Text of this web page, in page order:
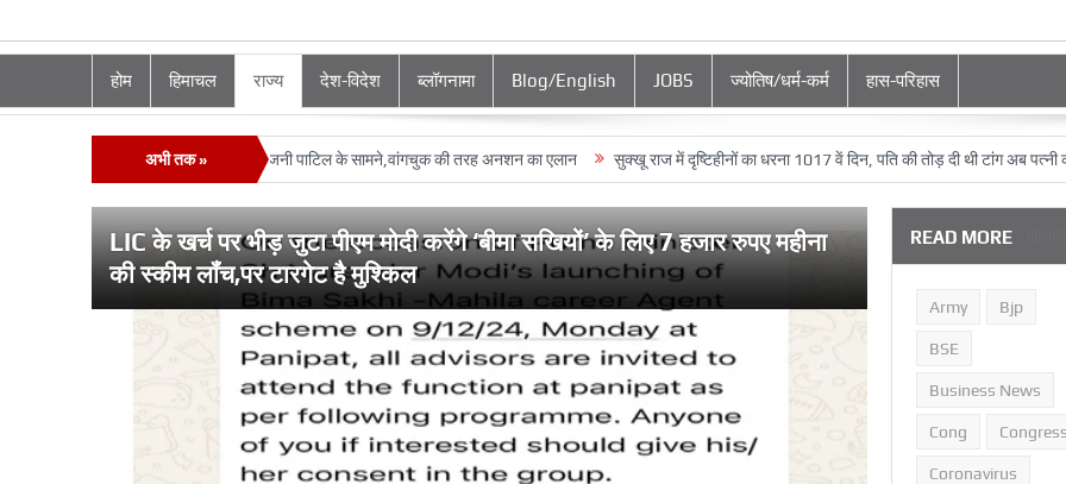
होम हिमाचल राज्य देश-विदेश ब्लॉगनामा Blog/English JOBS ज्‍योतिष/धर्म-कर्म हास-परिहास
अभी तक »
सुक्‍खू की करतूतों का भंडा फोड़ा रजनी पाटिल के सामने,वांगचुक की तरह अनशन का एलान सुक्‍खू राज में दृष्टिहीनों का धरना 1017 वें दिन, पति की तोड़ दी थी टांग अब पत्‍नी को हो
LIC के खर्च पर भीड़ जुटा पीएम मोदी करेंगे ‘बीमा सखियों’ के लिए 7 हजार रुपए महीना
की स्‍कीम लॉंच,पर टारगेट है मुश्किल
READ MORE
Army Bjp
BSE
Business News
Cong Congress
Coronavirus